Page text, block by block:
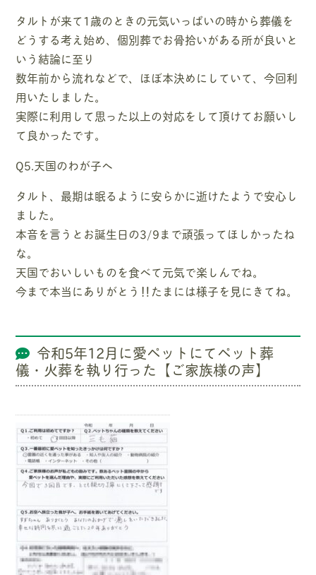
タルトが来て1歳のときの元気いっぱいの時から葬儀を
どうする考え始め、個別葬でお骨拾いがある所が良いと
いう結論に至り
数年前から流れなどで、ほぼ本決めにしていて、今回利
用いたしました。
実際に利用して思った以上の対応をして頂けてお願いし
て良かったです。
Q5.天国のわが子へ
タルト、最期は眠るように安らかに逝けたようで安心し
ました。
本音を言うとお誕生日の3/9まで頑張ってほしかったね
な。
天国でおいしいものを食べて元気で楽しんでね。
今まで本当にありがとう‼たまには様子を見にきてね。
令和5年12月に愛ペットにてペット葬
儀・火葬を執り行った【ご家族様の声】